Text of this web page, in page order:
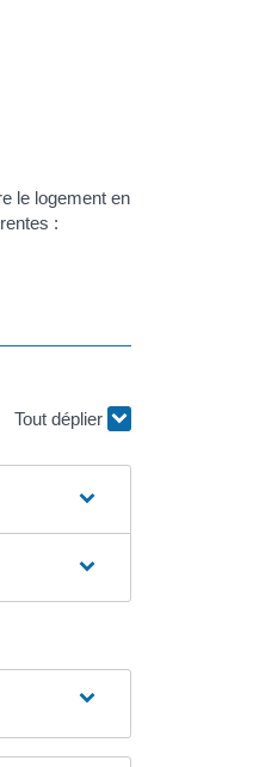
le logement en
:
Tout déplier